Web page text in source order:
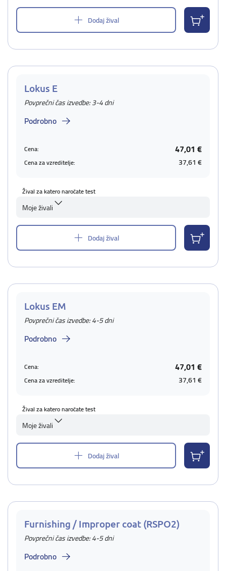
Dodaj žival
Lokus E
Povprečni čas izvedbe: 3-4 dni
Podrobno
Cena: 47,01 €
Cena za vzreditelje: 37,61 €
Žival za katero naročate test
Moje živali
Dodaj žival
Lokus EM
Povprečni čas izvedbe: 4-5 dni
Podrobno
Cena: 47,01 €
Cena za vzreditelje: 37,61 €
Žival za katero naročate test
Moje živali
Dodaj žival
Furnishing / Improper coat (RSPO2)
Povprečni čas izvedbe: 4-5 dni
Podrobno